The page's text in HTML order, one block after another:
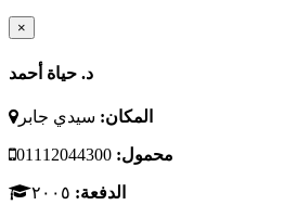
×
د. حياة أحمد
المكان: سيدي جابر
محمول:
الدفعة: